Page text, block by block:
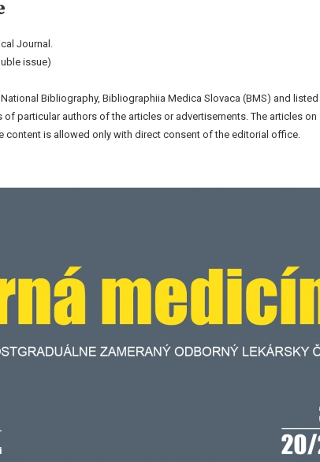
Journal.
issue)
Bibliography, Bibliographiia Medica Slovaca (BMS) and
particular authors of the articles or advertisements. The articles
content is allowed only with direct consent of the editorial office.